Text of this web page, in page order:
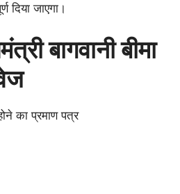
दिया जाएगा।
बागवानीबीमा
का प्रमाण पत्र